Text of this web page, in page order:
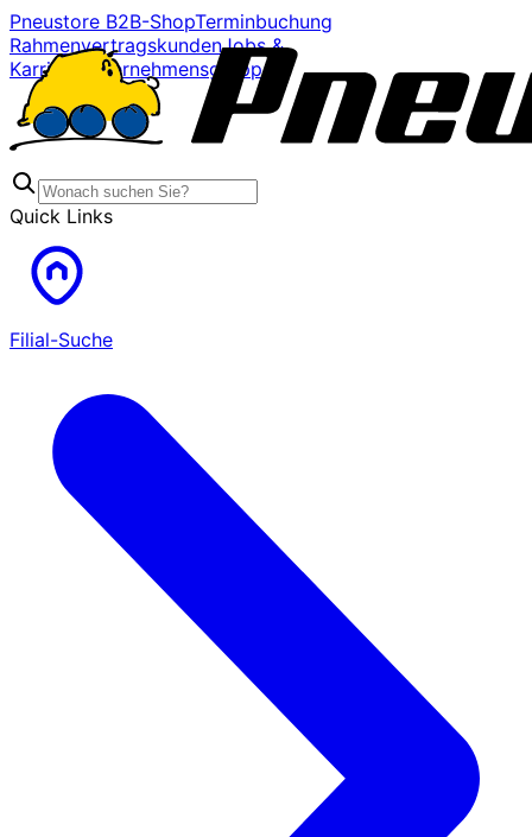
Pneustore B2B-ShopTerminbuchung
RahmenvertragskundenJobs &
Karriere
Unternehmensgruppe
Quick Links
Filial-Suche